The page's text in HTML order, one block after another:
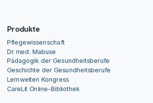
Produkte
Pflegewissenschaft
Dr. med. Mabuse
Pädagogik der Gesundheitsberufe
Geschichte der Gesundheitsberufe
Lernwelten Kongress
CareLit Online-Bibliothek